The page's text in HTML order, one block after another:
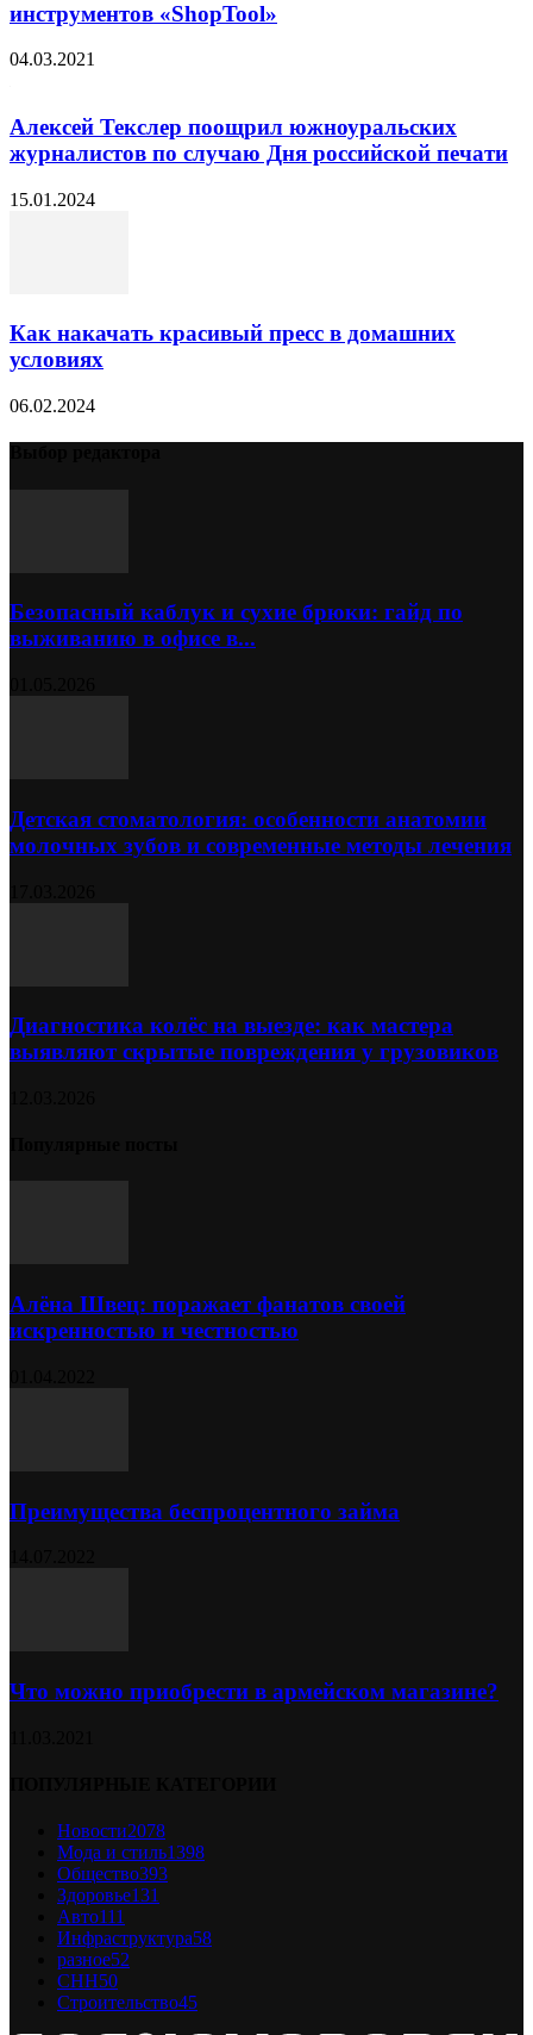
инструментов «ShopTool»
04.03.2021
Алексей Текслер поощрил южноуральских
журналистов по случаю Дня российской печати
15.01.2024
Как накачать красивый пресс в домашних
условиях
06.02.2024
Безопасный каблук и сухие брюки: гайд по
выживанию в офисе в...
Детская стоматология: особенности анатомии
молочных зубов и современные методы лечения
Диагностика колёс на выезде: как мастера
выявляют скрытые повреждения у грузовиков
Алёна Швец: поражает фанатов своей
искренностью и честностью
Преимущества беспроцентного займа
Что можно приобрести в армейском магазине?
Новости2078
Мода и стиль1398
Общество393
Здоровье131
Авто111
Инфраструктура58
разное52
СНН50
Строительство45